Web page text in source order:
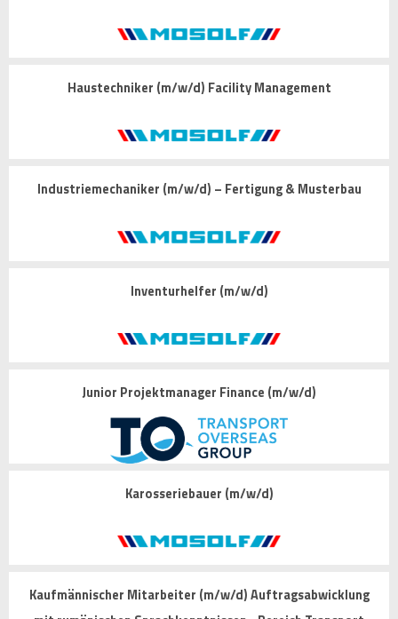
Haustechniker (m/w/d) Facility Management
Industriemechaniker (m/w/d) – Fertigung & Musterbau
Inventurhelfer (m/w/d)
Junior Projektmanager Finance (m/w/d)
Karosseriebauer (m/w/d)
Kaufmännischer Mitarbeiter (m/w/d) Auftragsabwicklung